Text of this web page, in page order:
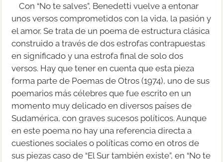
Con “No te salves”, Benedetti vuelve a entonar
unos versos comprometidos con la vida, la pasión y
el amor. Se trata de un poema de estructura clásica
construido a través de dos estrofas contrapuestas
en significado y una estrofa final de solo dos
versos. Hay que tener en cuenta que esta pieza
forma parte de Poemas de Otros (1974), uno de sus
poemarios más célebres que fue escrito en un
momento muy delicado en diversos países de
Sudamérica, con graves sucesos políticos. Aunque
en este poema no hay una referencia directa a
cuestiones sociales o políticas como en otros de
sus piezas caso de “El Sur también existe”, en “No te